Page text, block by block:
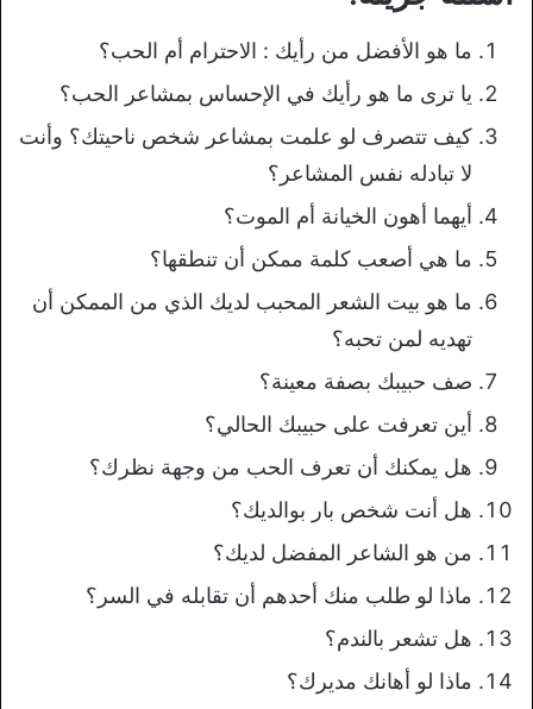
ما هو الأفضل من رأيك : الاحترام أم الحب؟
يا ترى ما هو رأيك في الإحساس بمشاعر الحب؟
كيف تتصرف لو علمت بمشاعر شخص ناحيتك؟ وأنت
لا تبادله نفس المشاعر؟
أيهما أهون الخيانة أم الموت؟
ما هي أصعب كلمة ممكن أن تنطقها؟
ما هو بيت الشعر المحبب لديك الذي من الممكن أن
تهديه لمن تحبه؟
صف حبيبك بصفة معينة؟
أين تعرفت على حبيبك الحالي؟
هل يمكنك أن تعرف الحب من وجهة نظرك؟
هل أنت شخص بار بوالديك؟
من هو الشاعر المفضل لديك؟
ماذا لو طلب منك أحدهم أن تقابله في السر؟
هل تشعر بالندم؟
ماذا لو أهانك مديرك؟